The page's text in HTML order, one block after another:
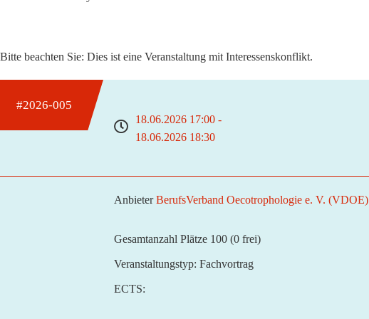
Bitte beachten Sie: Dies ist eine Veranstaltung mit Interessenskonflikt.
#2026-005
18.06.2026 17:00 -
18.06.2026 18:30
AnbieterBerufsVerband Oecotrophologie e. V. (VDOE)
Gesamtanzahl Plätze 100 (0 frei)
Veranstaltungstyp: Fachvortrag
ECTS: